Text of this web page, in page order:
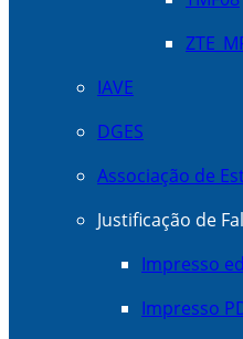
IAVE
DGES
Associação de
Justificação de
Impresso
Impresso